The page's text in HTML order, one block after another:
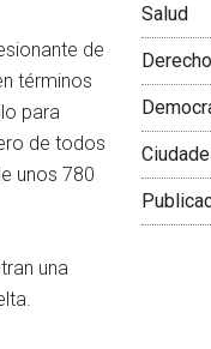
de
términos
para
de todos
unos 780
una
Salud